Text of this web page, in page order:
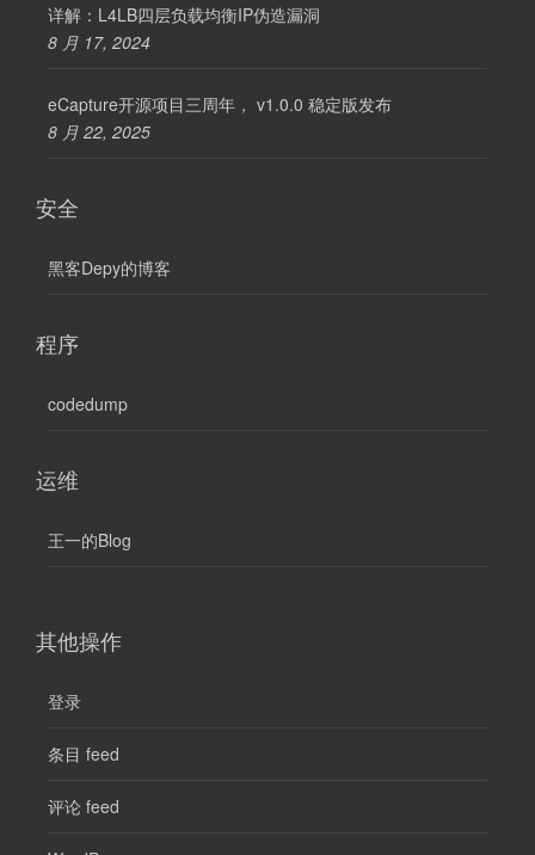
详解：L4LB四层负载均衡IP伪造漏洞
8 月 17, 2024
eCapture开源项目三周年， v1.0.0 稳定版发布
8 月 22, 2025
安全
黑客Depy的博客
程序
codedump
运维
王一的Blog
其他操作
登录
条目 feed
评论 feed